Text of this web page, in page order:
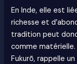
En Inde, elle est
richesse et
tradition peut
comme matérielle.
Fukurō, rappelle